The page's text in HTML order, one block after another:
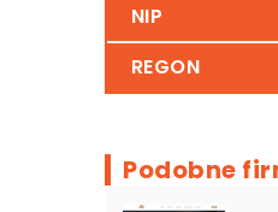
NIP
REGON
Podobne